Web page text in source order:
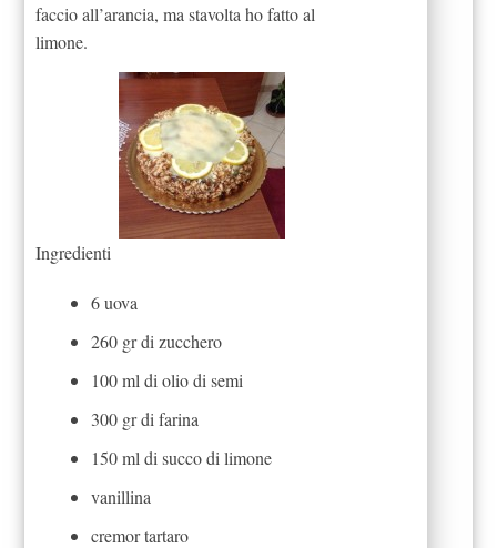
faccio all’arancia, ma stavolta ho fatto al
limone.
Ingredienti
6 uova
260 gr di zucchero
100 ml di olio di semi
300 gr di farina
150 ml di succo di limone
vanillina
cremor tartaro